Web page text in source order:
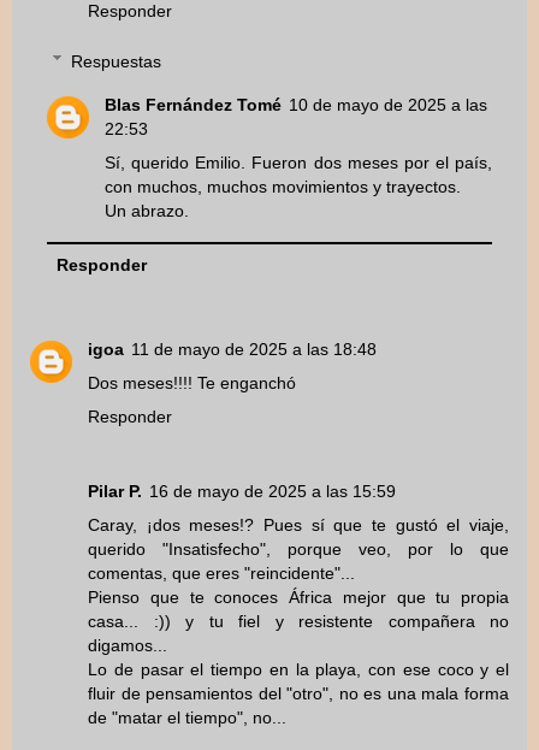
Responder
Respuestas
Blas Fernández Tomé 10 de mayo de 2025 a las
22:53
Sí, querido Emilio. Fueron dos meses por el país,
con muchos, muchos movimientos y trayectos.
Un abrazo.
Responder
igoa 11 de mayo de 2025 a las 18:48
Dos meses!!!! Te enganchó
Responder
Pilar P. 16 de mayo de 2025 a las 15:59
Caray, ¡dos meses!? Pues sí que te gustó el viaje,
querido "Insatisfecho", porque veo, por lo que
comentas, que eres "reincidente"...
Pienso que te conoces África mejor que tu propia
casa... :)) y tu fiel y resistente compañera no
digamos...
Lo de pasar el tiempo en la playa, con ese coco y el
fluir de pensamientos del "otro", no es una mala forma
de "matar el tiempo", no...